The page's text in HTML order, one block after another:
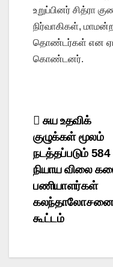
உறுப்பினர் சித்ரா
நிர்வாகிகள்,
தொண்டர்கள் என
கொண்டனர்.
Post
சுய உதவிக்
குழுக்கள் மூலம்
நடத்தப்படும் 584
நியாய விலை
பணியாளர்கள்
கூட்டம்